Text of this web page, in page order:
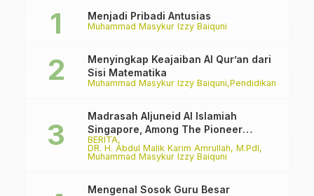
Muhammad Masykur Izzy Baiquni
Menjadi Pribadi Antusias
Muhammad Masykur Izzy Baiquni Pendidikan
Menyingkap Keajaiban Al Qur’an dari
Sisi Matematika
BERITA
DR. H. Abdul Malik Karim Amrullah, M.PdI
Muhammad Masykur Izzy Baiquni
Madrasah Aljuneid Al Islamiah
Singapore, Among The Pioneer
Madrasah
Mengenal Sosok Guru Besar